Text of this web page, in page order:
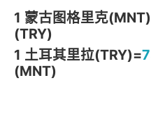
1 蒙古图格里克
(TRY)
1 土耳其里拉(TRY)=
(MNT)